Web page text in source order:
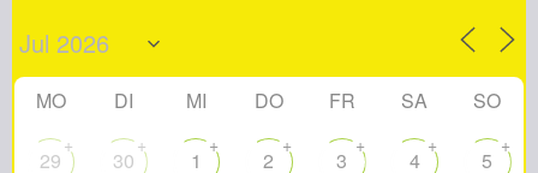
MO DI MI DO FR SA SO
29
+
30
+
1
+
2
+
3
+
4
+
5
+